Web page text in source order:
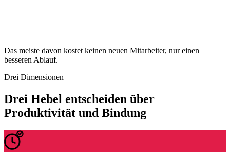
Das meiste davon kostet keinen neuen Mitarbeiter, nur einen
besseren Ablauf.
Drei Dimensionen
Drei Hebel entscheiden über
Produktivität und Bindung